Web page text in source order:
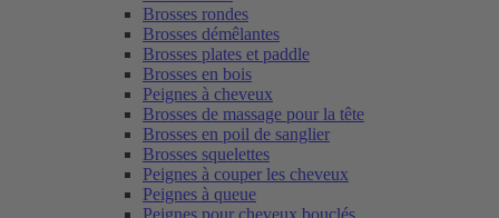
Brosses rondes
Brosses démêlantes
Brosses plates et paddle
Brosses en bois
Peignes à cheveux
Brosses de massage pour la tête
Brosses en poil de sanglier
Brosses squelettes
Peignes à couper les cheveux
Peignes à queue
Peignes pour cheveux bouclés